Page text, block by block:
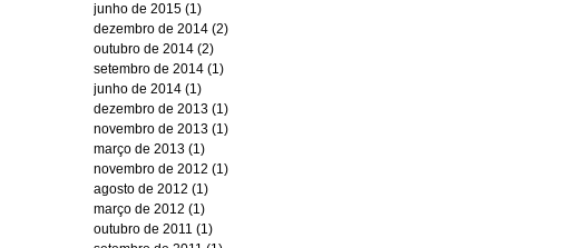
junho de 2015 (1)
dezembro de 2014 (2)
outubro de 2014 (2)
setembro de 2014 (1)
junho de 2014 (1)
dezembro de 2013 (1)
novembro de 2013 (1)
março de 2013 (1)
novembro de 2012 (1)
agosto de 2012 (1)
março de 2012 (1)
outubro de 2011 (1)